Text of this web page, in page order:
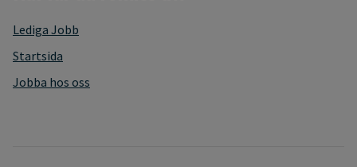
Lediga Jobb
Startsida
Jobba hos oss